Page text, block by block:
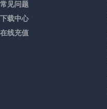
常见问题
下载中心
在线充值